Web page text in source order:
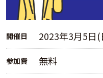
開催日 2023年3月5日
参加費 無料